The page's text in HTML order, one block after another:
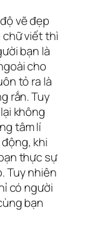
vẽ đẹp
viết thì
bạn là
cho
tỏ ra là
rắn. Tuy
không
tâm lí
khi
thực sự
Tuy nhiên
có người
bạn